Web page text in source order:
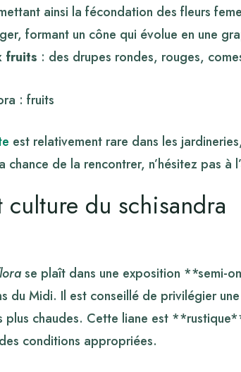
ainsi la fécondation des fleurs
formant un cône qui évolue en une
fruits : des drupes rondes, rouges,
est relativement rare dans les
chance de la rencontrer, n’hésitez pas à
culture du schisandra
se plaît dans une exposition **semi-
du Midi. Il est conseillé de privilégier
plus chaudes. Cette liane est
conditions appropriées.